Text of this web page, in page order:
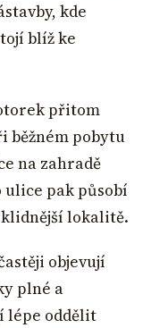
kde
blíž ke
přitom
běžném pobytu
na zahradě
ulice pak působí
lokalitě.
objevují
plné a
lépe oddělit